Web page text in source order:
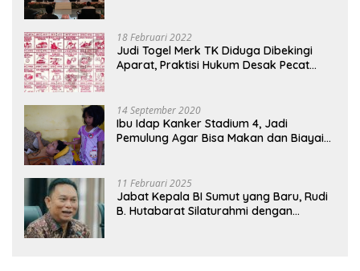
18 Februari 2022
Judi Togel Merk TK Diduga Dibekingi
Aparat, Praktisi Hukum Desak Pecat
14 September 2020
Ibu Idap Kanker Stadium 4, Jadi
Pemulung Agar Bisa Makan dan Biayai
11 Februari 2025
Jabat Kepala BI Sumut yang Baru, Rudi
B. Hutabarat Silaturahmi dengan